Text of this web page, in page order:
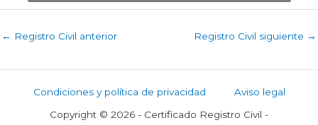
← Registro Civil anterior Registro Civil siguiente →
Condiciones y política de privacidad
Aviso legal
Copyright © 2026 - Certificado Registro Civil -